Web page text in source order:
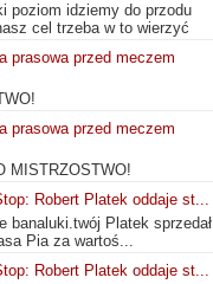
poziom idziemy do przodu
cel trzeba w to wierzyć
prasowa przed meczem
prasowa przed meczem
MISTRZOSTWO!
Robert Platek oddaje st...
banaluki.twój Platek sprzedał
Pia za wartoś...
Robert Platek oddaje st...